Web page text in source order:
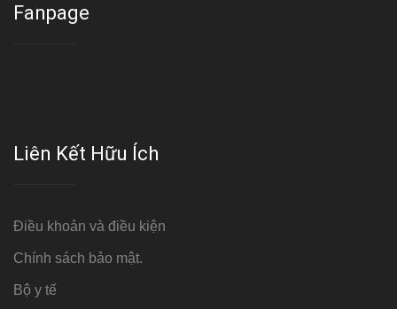
Fanpage
Liên Kết Hữu Ích
Điều khoản và điều kiện
Chính sách bảo mật.
Bộ y tế